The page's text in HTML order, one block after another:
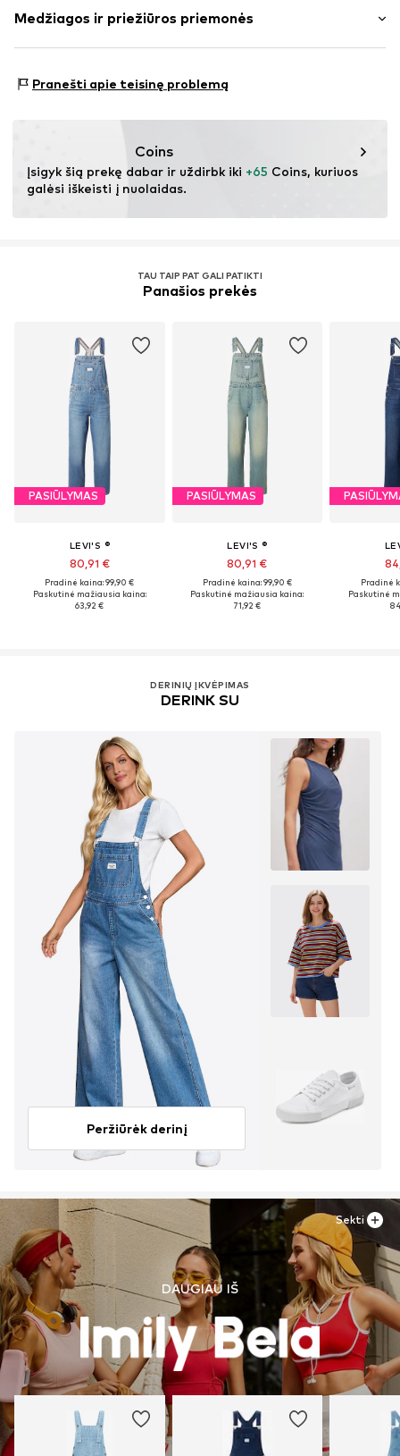
Šoninės kišenės
Prekės Nr. IBE0596001000001
Pritaikomumas: Plačios klešnės
Juosmens aukštis: aukštas juosmuo
Medžiagos ir priežiūros priemonės
Pranešti apie teisinę problemą
Coins
Įsigyk šią prekę dabar ir uždirbk iki +65 Coins, kuriuos
galėsi iškeisti į nuolaidas.
TAU TAIP PAT GALI PATIKTI
Panašios prekės
PASIŪLYMAS
LEVI'S ®
80,91 €
Pradinė kaina: 99,90 €
Paskutinė mažiausia kaina:
63,92 €
PASIŪLYMAS
LEVI'S ®
80,91 €
Pradinė kaina: 99,90 €
Paskutinė mažiausia kaina:
71,92 €
Pradinė
Paskutinė
DERINIŲ ĮKVĖPIMAS
DERINK SU
Peržiūrėk derinį
DAUGIAU IŠ
Sekti